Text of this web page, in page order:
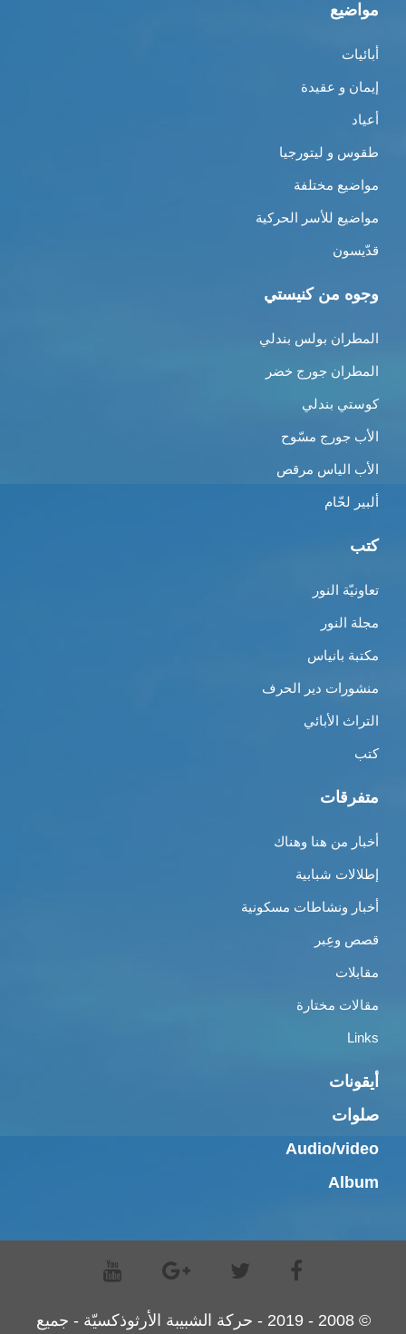
مواضيع
أبائيات
إيمان و عقيدة
أعياد
طقوس و ليتورجيا
مواضيع مختلفة
مواضيع للأسر الحركية
قدّيسون
وجوه من كنيستي
المطران بولس بندلي
المطران جورج خضر
كوستي بندلي
الأب جورج مسّوح
الأب الياس مرقص
ألبير لحّام
كتب
تعاونيّة النور
مجلة النور
مكتبة بانياس
منشورات دير الحرف
التراث الأبائي
كتب
متفرقات
أخبار من هنا وهناك
إطلالات شبابية
أخبار ونشاطات مسكونية
قصص وعِبر
مقابلات
مقالات مختارة
Links
أيقونات
صلوات
Audio/video
Album
© 2008 - 2019 - حركة الشبيبة الأرثوذكسيّة - جميع